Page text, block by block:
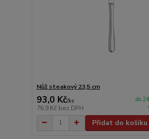
Nůž steakový 23,5 cm
93,0 Kč/ks
76,9 Kč bez DPH
do
Přidat do košíku